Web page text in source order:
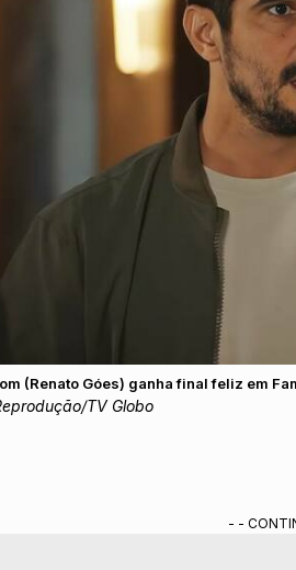
(Renato Góes) ganha final feliz em
TV Globo
- -